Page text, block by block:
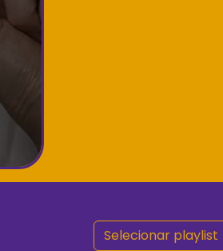
Selecionar playlist